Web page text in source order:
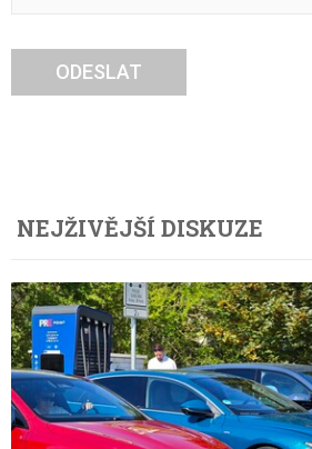
ODESLAT
NEJŽIVĚJŠÍ DISKUZE